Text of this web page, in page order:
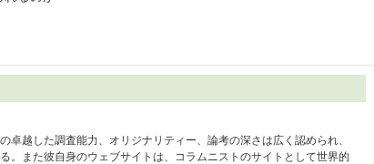
越した調査能力、オリジナリティー、論考の深さは広く認められ、
。また彼自身のウェブサイトは、コラムニストのサイトとして世界的